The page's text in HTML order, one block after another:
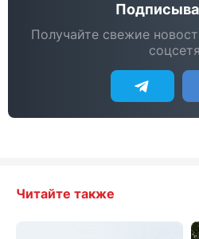
Получайте свежие
Читайте также